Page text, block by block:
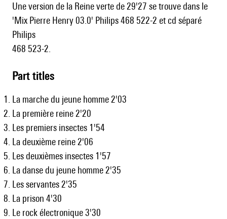
Une version de la Reine verte de 29'27 se trouve dans le
'Mix Pierre Henry 03.0' Philips 468 522-2 et cd séparé
Philips
468 523-2.
Part titles
La marche du jeune homme 2'03
La première reine 2'20
Les premiers insectes 1'54
La deuxième reine 2'06
Les deuxièmes insectes 1'57
La danse du jeune homme 2'35
Les servantes 2'35
La prison 4'30
Le rock électronique 3'30